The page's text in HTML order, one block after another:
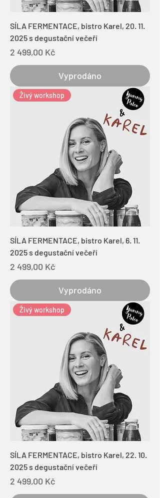
SÍLA FERMENTACE, bistro Karel, 20. 11.
2025 s degustační večeří
Cena
2 499,00 Kč
Vyprodáno
Živý workshop
SÍLA FERMENTACE, bistro Karel, 6. 11.
2025 s degustační večeří
Cena
2 499,00 Kč
Vyprodáno
Živý workshop
SÍLA FERMENTACE, bistro Karel, 22. 10.
2025 s degustační večeří
Cena
2 499,00 Kč